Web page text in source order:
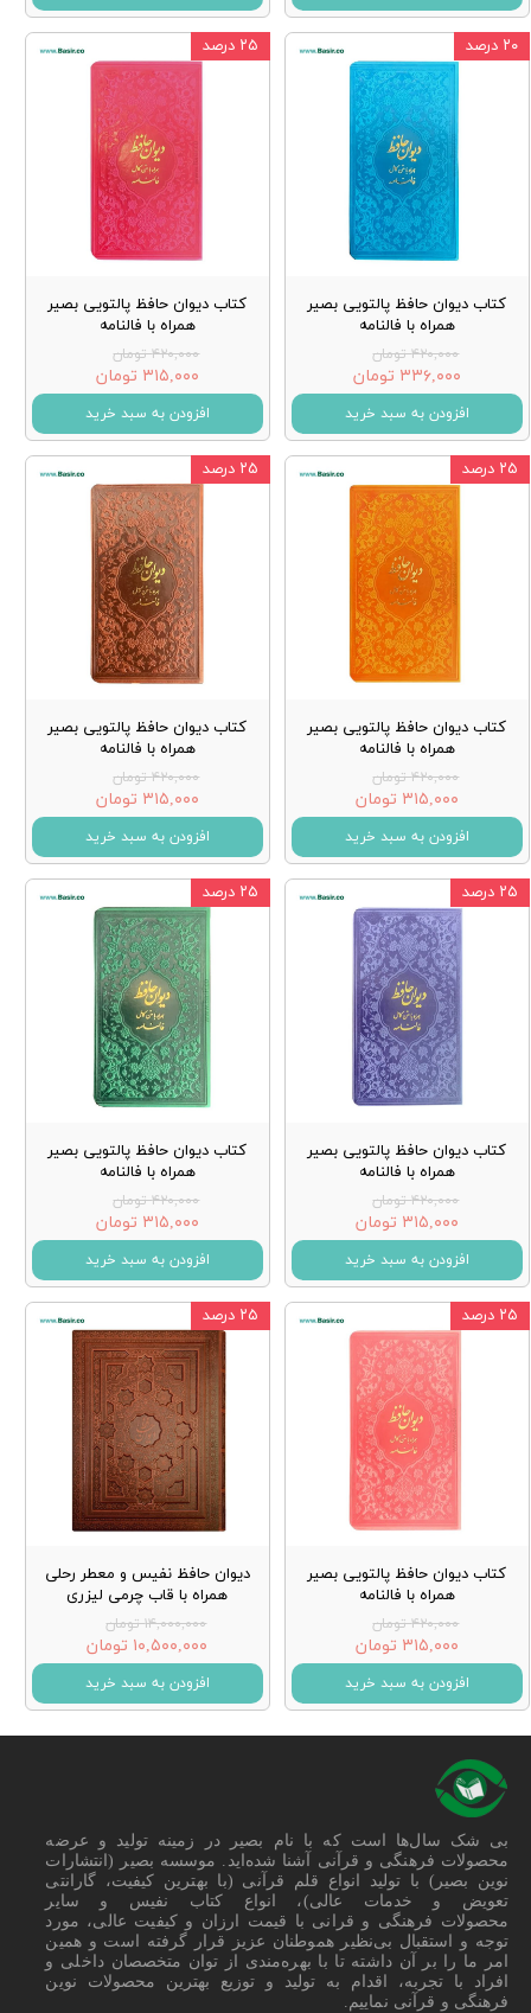
کتاب دیوان حافظ پالتویی بصیر
همراه با فالنامه
۴۲۰,۰۰۰ تومان
۳۳۶,۰۰۰ تومان
افزودن به سبد خرید
۲۰ درصد
کتاب دیوان حافظ پالتویی بصیر
همراه با فالنامه
۴۲۰,۰۰۰ تومان
۳۱۵,۰۰۰ تومان
افزودن به سبد خرید
۲۵ درصد
کتاب دیوان حافظ پالتویی بصیر
همراه با فالنامه
۴۲۰,۰۰۰ تومان
۳۱۵,۰۰۰ تومان
افزودن به سبد خرید
۲۵ درصد
کتاب دیوان حافظ پالتویی بصیر
همراه با فالنامه
۴۲۰,۰۰۰ تومان
۳۱۵,۰۰۰ تومان
افزودن به سبد خرید
۲۵ درصد
کتاب دیوان حافظ پالتویی بصیر
همراه با فالنامه
۴۲۰,۰۰۰ تومان
۳۱۵,۰۰۰ تومان
افزودن به سبد خرید
۲۵ درصد
کتاب دیوان حافظ پالتویی بصیر
همراه با فالنامه
۴۲۰,۰۰۰ تومان
۳۱۵,۰۰۰ تومان
افزودن به سبد خرید
۲۵ درصد
کتاب دیوان حافظ پالتویی بصیر
همراه با فالنامه
۴۲۰,۰۰۰ تومان
۳۱۵,۰۰۰ تومان
افزودن به سبد خرید
۲۵ درصد
دیوان حافظ نفیس و معطر رحلی
همراه با قاب چرمی لیزری
۱۴,۰۰۰,۰۰۰ تومان
۱۰,۵۰۰,۰۰۰ تومان
افزودن به سبد خرید
۲۵ درصد
بی شک سال‌ها است که با نام بصیر در زمینه تولید و عرضه
محصولات فرهنگی و قرآنی آشنا شده‌اید. موسسه بصیر (انتشارات
نوین بصیر) با تولید انواع قلم قرآنی (با بهترین کیفیت، گارانتی
تعویض و خدمات عالی)، انواع کتاب نفیس و سایر
محصولات فرهنگی و قرانی با قیمت ارزان و کیفیت عالی، مورد
توجه و استقبال بی‌نظیر هموطنان عزیز قرار گرفته است و همین
امر ما را بر آن داشته تا با بهره‌مندی از توان متخصصان داخلی و
افراد با تجربه، اقدام به تولید و توزیع بهترین محصولات نوین
فرهنگی و قرآنی نماییم.